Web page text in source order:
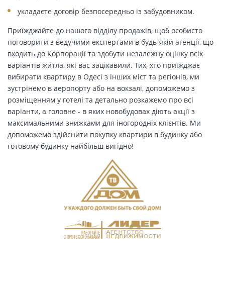
укладаєте договір безпосередньо із забудовником.
Приїжджайте до нашого відділу продажів, щоб особисто
поговорити з ведучими експертами в будь-якій агенції, що
входить до Корпорації та здобути незалежну оцінку всіх
варіантів житла, які вас зацікавили. Тих, хто приїжджає
вибирати квартиру в Одесі з інших міст та регіонів, ми
зустрінемо в аеропорту або на вокзалі, допоможемо з
розміщенням у готелі та детально розкажемо про всі
варіанти, а головне - в яких новобудовах діють акції з
максимальними знижками для іногородніх клієнтів. Ми
допоможемо здійснити покупку квартири в будинку або
готовому будинку найбільш вигідно!